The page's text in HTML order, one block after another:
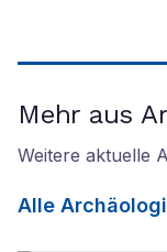
Mehr aus
Weitere aktuelle
Alle